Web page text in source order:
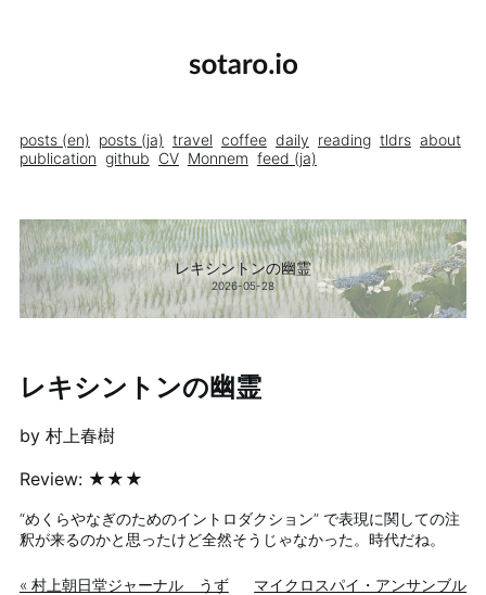
posts (en) posts (ja) travel coffee daily reading tldrs about
publication github CV Monnem feed (ja)
レキシントンの幽霊
2026-05-28
レキシントンの幽霊
by 村上春樹
Review: ★★★
“めくらやなぎのためのイントロダクション” で表現に関しての注
釈が来るのかと思ったけど全然そうじゃなかった。時代だね。
« 村上朝日堂ジャーナル うず
マイクロスパイ・アンサンブル